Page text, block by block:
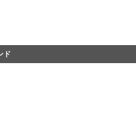
ド